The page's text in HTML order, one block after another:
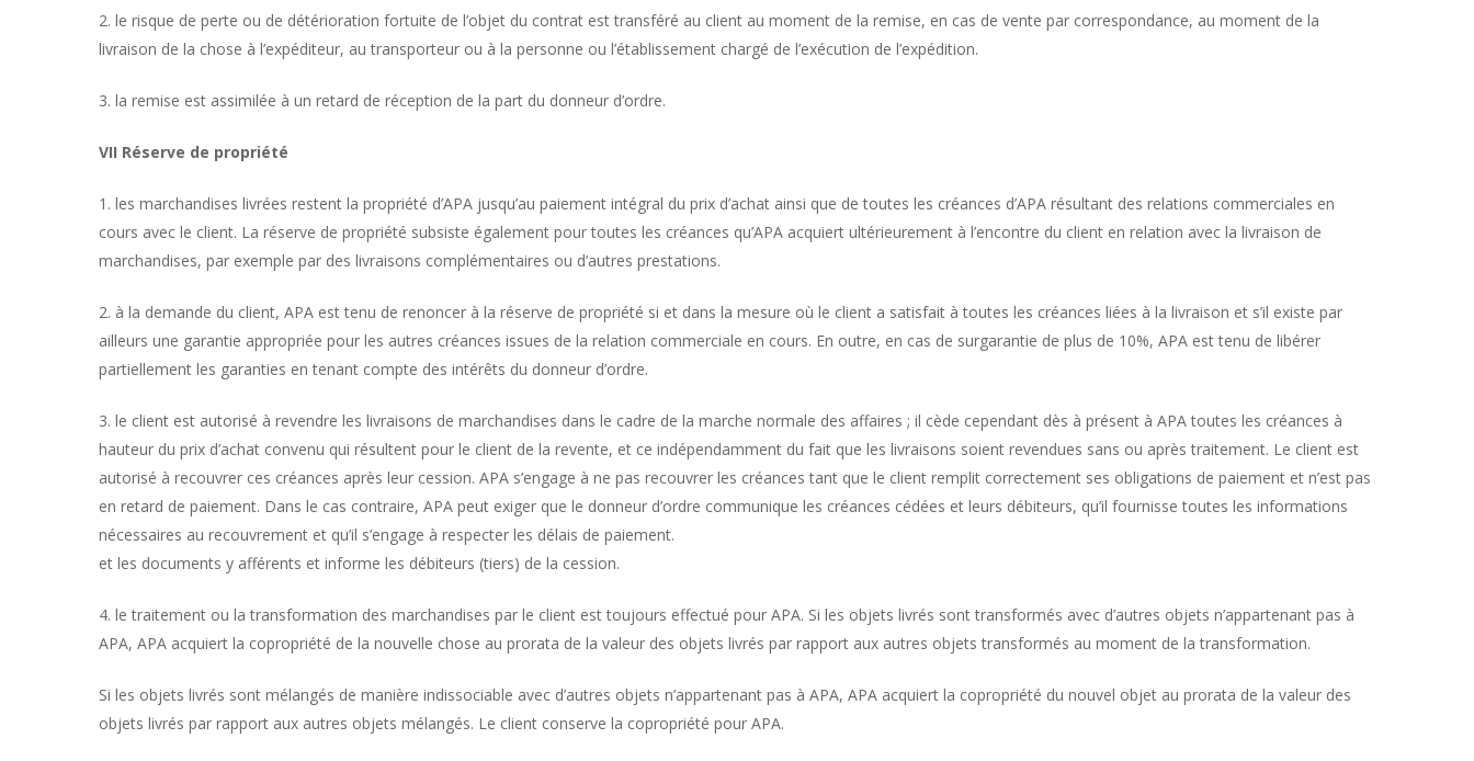
2. le risque de perte ou de détérioration fortuite de l’objet du contrat est transféré au client au moment de la remise, en cas de vente par correspondance, au moment de la
livraison de la chose à l’expéditeur, au transporteur ou à la personne ou l’établissement chargé de l’exécution de l’expédition.
3. la remise est assimilée à un retard de réception de la part du donneur d’ordre.
VII Réserve de propriété
1. les marchandises livrées restent la propriété d’APA jusqu’au paiement intégral du prix d’achat ainsi que de toutes les créances d’APA résultant des relations commerciales en
cours avec le client. La réserve de propriété subsiste également pour toutes les créances qu’APA acquiert ultérieurement à l’encontre du client en relation avec la livraison de
marchandises, par exemple par des livraisons complémentaires ou d’autres prestations.
2. à la demande du client, APA est tenu de renoncer à la réserve de propriété si et dans la mesure où le client a satisfait à toutes les créances liées à la livraison et s’il existe par
ailleurs une garantie appropriée pour les autres créances issues de la relation commerciale en cours. En outre, en cas de surgarantie de plus de 10%, APA est tenu de libérer
partiellement les garanties en tenant compte des intérêts du donneur d’ordre.
3. le client est autorisé à revendre les livraisons de marchandises dans le cadre de la marche normale des affaires ; il cède cependant dès à présent à APA toutes les créances à
hauteur du prix d’achat convenu qui résultent pour le client de la revente, et ce indépendamment du fait que les livraisons soient revendues sans ou après traitement. Le client est
autorisé à recouvrer ces créances après leur cession. APA s’engage à ne pas recouvrer les créances tant que le client remplit correctement ses obligations de paiement et n’est pas
en retard de paiement. Dans le cas contraire, APA peut exiger que le donneur d’ordre communique les créances cédées et leurs débiteurs, qu’il fournisse toutes les informations
nécessaires au recouvrement et qu’il s’engage à respecter les délais de paiement.
et les documents y afférents et informe les débiteurs (tiers) de la cession.
4. le traitement ou la transformation des marchandises par le client est toujours effectué pour APA. Si les objets livrés sont transformés avec d’autres objets n’appartenant pas à
APA, APA acquiert la copropriété de la nouvelle chose au prorata de la valeur des objets livrés par rapport aux autres objets transformés au moment de la transformation.
Si les objets livrés sont mélangés de manière indissociable avec d’autres objets n’appartenant pas à APA, APA acquiert la copropriété du nouvel objet au prorata de la valeur des
objets livrés par rapport aux autres objets mélangés. Le client conserve la copropriété pour APA.